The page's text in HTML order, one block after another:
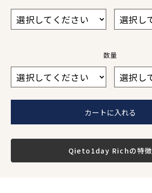
数量
数量
1
数量
2
数量
3
数量
4
数量
5
数量
6
Qieto1day Richの特徴